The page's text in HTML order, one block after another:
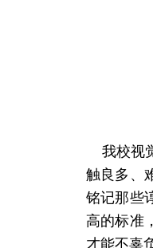
我校视
触良多、
铭记那些
高的标准
才能不辜